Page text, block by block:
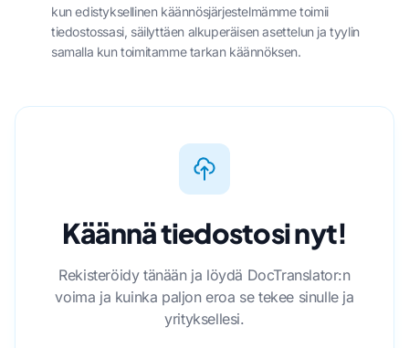
kun edistyksellinen käännösjärjestelmämme toimii
tiedostossasi, säilyttäen alkuperäisen asettelun ja tyylin
samalla kun toimitamme tarkan käännöksen.
Käännä tiedostosi nyt!
Rekisteröidy tänään ja löydä DocTranslator:n
voima ja kuinka paljon eroa se tekee sinulle ja
yrityksellesi.